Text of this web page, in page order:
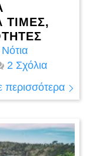
ΤΙΜΈΣ,
Νότια
2 Σχόλια
περισσότερα